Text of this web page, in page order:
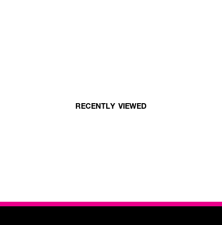
RECENTLY VIEWED